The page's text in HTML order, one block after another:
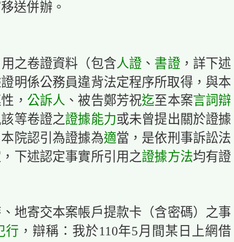
送併辦。
之卷證資料（包含人證 、 書證，詳下述
明係公務員違背法定程序所取得，與本
， 公訴人 、被告鄭芳祝迄至本案言詞辯
等卷證之證據能力或未曾提出關於證據
本院認引為證據為適當，是依刑事訴訟法
下述認定事實所引用之證據方法均有證
地寄交本案帳戶提款卡（含密碼）之事
行 ，辯稱：我於110年5月間某日上網借